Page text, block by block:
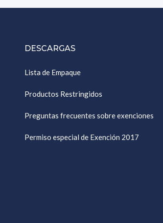
DESCARGAS
Lista de Empaque
Productos Restringidos
Preguntas frecuentes sobre exenciones
Permiso especial de Exención 2017